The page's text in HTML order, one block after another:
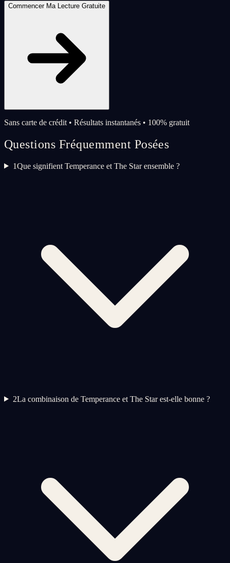
Commencer Ma Lecture Gratuite
Sans carte de crédit • Résultats instantanés • 100% gratuit
Questions Fréquemment Posées
1Que signifient Temperance et The Star ensemble ?
2La combinaison de Temperance et The Star est-elle bonne ?